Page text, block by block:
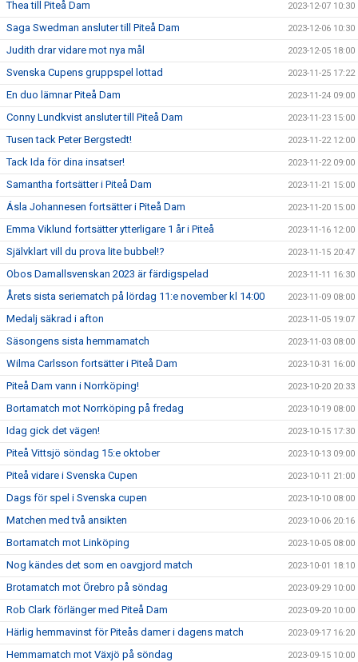
Thea till Piteå Dam 2023-12-07 10:30
Saga Swedman ansluter till Piteå Dam 2023-12-06 10:30
Judith drar vidare mot nya mål 2023-12-05 18:00
Svenska Cupens gruppspel lottad 2023-11-25 17:22
En duo lämnar Piteå Dam 2023-11-24 09:00
Conny Lundkvist ansluter till Piteå Dam 2023-11-23 15:00
Tusen tack Peter Bergstedt! 2023-11-22 12:00
Tack Ida för dina insatser! 2023-11-22 09:00
Samantha fortsätter i Piteå Dam 2023-11-21 15:00
Ásla Johannesen fortsätter i Piteå Dam 2023-11-20 15:00
Emma Viklund fortsätter ytterligare 1 år i Piteå 2023-11-16 12:00
Självklart vill du prova lite bubbel!? 2023-11-15 20:47
Obos Damallsvenskan 2023 är färdigspelad 2023-11-11 16:30
Årets sista seriematch på lördag 11:e november kl 14:00 2023-11-09 08:00
Medalj säkrad i afton 2023-11-05 19:07
Säsongens sista hemmamatch 2023-11-03 08:00
Wilma Carlsson fortsätter i Piteå Dam 2023-10-31 16:00
Piteå Dam vann i Norrköping! 2023-10-20 20:33
Bortamatch mot Norrköping på fredag 2023-10-19 08:00
Idag gick det vägen! 2023-10-15 17:30
Piteå Vittsjö söndag 15:e oktober 2023-10-13 09:00
Piteå vidare i Svenska Cupen 2023-10-11 21:00
Dags för spel i Svenska cupen 2023-10-10 08:00
Matchen med två ansikten 2023-10-06 20:16
Bortamatch mot Linköping 2023-10-05 08:00
Nog kändes det som en oavgjord match 2023-10-01 18:10
Brotamatch mot Örebro på söndag 2023-09-29 10:00
Rob Clark förlänger med Piteå Dam 2023-09-20 10:00
Härlig hemmavinst för Piteås damer i dagens match 2023-09-17 16:20
Hemmamatch mot Växjö på söndag 2023-09-15 10:00